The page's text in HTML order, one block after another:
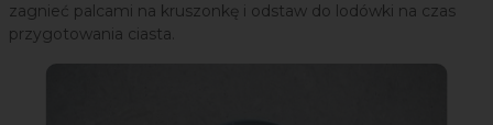
zagnieć palcami na kruszonkę i odstaw do lodówki na czas
przygotowania ciasta.